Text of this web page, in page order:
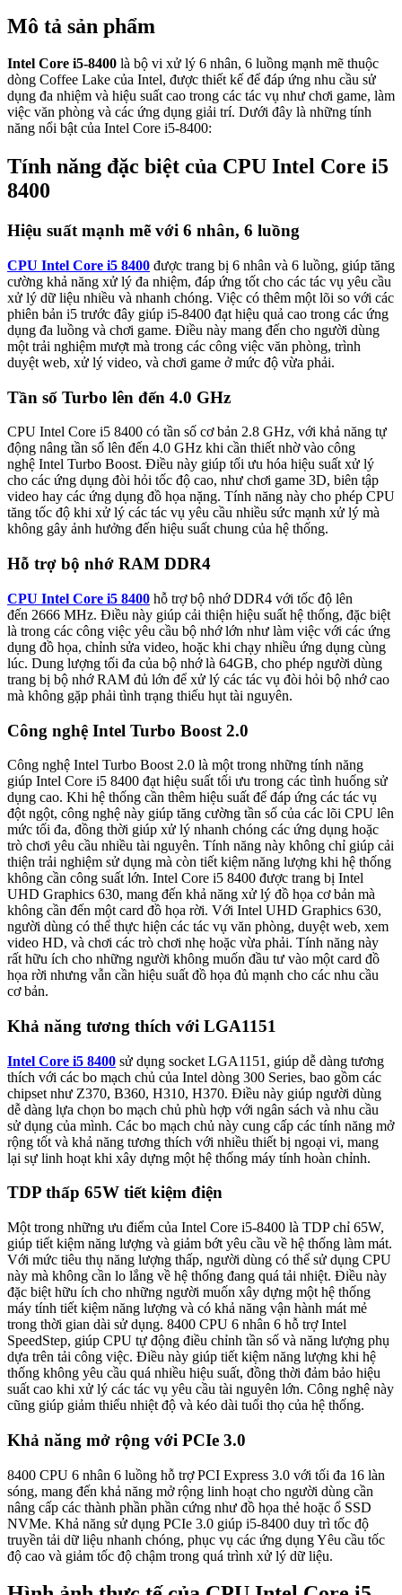
Mô tả sản phẩm
Intel Core i5-8400 là bộ vi xử lý 6 nhân, 6 luồng mạnh mẽ thuộc
dòng Coffee Lake của Intel, được thiết kế để đáp ứng nhu cầu sử
dụng đa nhiệm và hiệu suất cao trong các tác vụ như chơi game, làm
việc văn phòng và các ứng dụng giải trí. Dưới đây là những tính
năng nổi bật của Intel Core i5-8400:
Tính năng đặc biệt của CPU Intel Core i5
8400
Hiệu suất mạnh mẽ với 6 nhân, 6 luồng
CPU Intel Core i5 8400 được trang bị 6 nhân và 6 luồng, giúp tăng
cường khả năng xử lý đa nhiệm, đáp ứng tốt cho các tác vụ yêu cầu
xử lý dữ liệu nhiều và nhanh chóng. Việc có thêm một lõi so với các
phiên bản i5 trước đây giúp i5-8400 đạt hiệu quả cao trong các ứng
dụng đa luồng và chơi game. Điều này mang đến cho người dùng
một trải nghiệm mượt mà trong các công việc văn phòng, trình
duyệt web, xử lý video, và chơi game ở mức độ vừa phải.
Tần số Turbo lên đến 4.0 GHz
CPU Intel Core i5 8400 có tần số cơ bản 2.8 GHz, với khả năng tự
động nâng tần số lên đến 4.0 GHz khi cần thiết nhờ vào công
nghệ Intel Turbo Boost. Điều này giúp tối ưu hóa hiệu suất xử lý
cho các ứng dụng đòi hỏi tốc độ cao, như chơi game 3D, biên tập
video hay các ứng dụng đồ họa nặng. Tính năng này cho phép CPU
tăng tốc độ khi xử lý các tác vụ yêu cầu nhiều sức mạnh xử lý mà
không gây ảnh hưởng đến hiệu suất chung của hệ thống.
Hỗ trợ bộ nhớ RAM DDR4
CPU Intel Core i5 8400 hỗ trợ bộ nhớ DDR4 với tốc độ lên
đến 2666 MHz. Điều này giúp cải thiện hiệu suất hệ thống, đặc biệt
là trong các công việc yêu cầu bộ nhớ lớn như làm việc với các ứng
dụng đồ họa, chỉnh sửa video, hoặc khi chạy nhiều ứng dụng cùng
lúc. Dung lượng tối đa của bộ nhớ là 64GB, cho phép người dùng
trang bị bộ nhớ RAM đủ lớn để xử lý các tác vụ đòi hỏi bộ nhớ cao
mà không gặp phải tình trạng thiếu hụt tài nguyên.
Công nghệ Intel Turbo Boost 2.0
Công nghệ Intel Turbo Boost 2.0 là một trong những tính năng
giúp Intel Core i5 8400 đạt hiệu suất tối ưu trong các tình huống sử
dụng cao. Khi hệ thống cần thêm hiệu suất để đáp ứng các tác vụ
đột ngột, công nghệ này giúp tăng cường tần số của các lõi CPU lên
mức tối đa, đồng thời giúp xử lý nhanh chóng các ứng dụng hoặc
trò chơi yêu cầu nhiều tài nguyên. Tính năng này không chỉ giúp cải
thiện trải nghiệm sử dụng mà còn tiết kiệm năng lượng khi hệ thống
không cần công suất lớn. Intel Core i5 8400 được trang bị Intel
UHD Graphics 630, mang đến khả năng xử lý đồ họa cơ bản mà
không cần đến một card đồ họa rời. Với Intel UHD Graphics 630,
người dùng có thể thực hiện các tác vụ văn phòng, duyệt web, xem
video HD, và chơi các trò chơi nhẹ hoặc vừa phải. Tính năng này
rất hữu ích cho những người không muốn đầu tư vào một card đồ
họa rời nhưng vẫn cần hiệu suất đồ họa đủ mạnh cho các nhu cầu
cơ bản.
Khả năng tương thích với LGA1151
Intel Core i5 8400 sử dụng socket LGA1151, giúp dễ dàng tương
thích với các bo mạch chủ của Intel dòng 300 Series, bao gồm các
chipset như Z370, B360, H310, H370. Điều này giúp người dùng
dễ dàng lựa chọn bo mạch chủ phù hợp với ngân sách và nhu cầu
sử dụng của mình. Các bo mạch chủ này cung cấp các tính năng mở
rộng tốt và khả năng tương thích với nhiều thiết bị ngoại vi, mang
lại sự linh hoạt khi xây dựng một hệ thống máy tính hoàn chỉnh.
TDP thấp 65W tiết kiệm điện
Một trong những ưu điểm của Intel Core i5-8400 là TDP chỉ 65W,
giúp tiết kiệm năng lượng và giảm bớt yêu cầu về hệ thống làm mát.
Với mức tiêu thụ năng lượng thấp, người dùng có thể sử dụng CPU
này mà không cần lo lắng về hệ thống đang quá tải nhiệt. Điều này
đặc biệt hữu ích cho những người muốn xây dựng một hệ thống
máy tính tiết kiệm năng lượng và có khả năng vận hành mát mẻ
trong thời gian dài sử dụng. 8400 CPU 6 nhân 6 hỗ trợ Intel
SpeedStep, giúp CPU tự động điều chỉnh tần số và năng lượng phụ
dựa trên tải công việc. Điều này giúp tiết kiệm năng lượng khi hệ
thống không yêu cầu quá nhiều hiệu suất, đồng thời đảm bảo hiệu
suất cao khi xử lý các tác vụ yêu cầu tài nguyên lớn. Công nghệ này
cũng giúp giảm thiểu nhiệt độ và kéo dài tuổi thọ của hệ thống.
Khả năng mở rộng với PCIe 3.0
8400 CPU 6 nhân 6 luồng hỗ trợ PCI Express 3.0 với tối đa 16 làn
sóng, mang đến khả năng mở rộng linh hoạt cho người dùng cần
nâng cấp các thành phần phần cứng như đồ họa thẻ hoặc ổ SSD
NVMe. Khả năng sử dụng PCIe 3.0 giúp i5-8400 duy trì tốc độ
truyền tải dữ liệu nhanh chóng, phục vụ các ứng dụng Yêu cầu tốc
độ cao và giảm tốc độ chậm trong quá trình xử lý dữ liệu.